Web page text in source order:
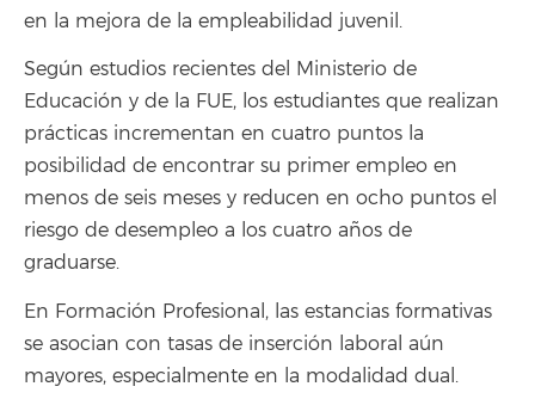
en la mejora de la empleabilidad juvenil.
Según estudios recientes del Ministerio de
Educación y de la FUE, los estudiantes que realizan
prácticas incrementan en cuatro puntos la
posibilidad de encontrar su primer empleo en
menos de seis meses y reducen en ocho puntos el
riesgo de desempleo a los cuatro años de
graduarse.
En Formación Profesional, las estancias formativas
se asocian con tasas de inserción laboral aún
mayores, especialmente en la modalidad dual.